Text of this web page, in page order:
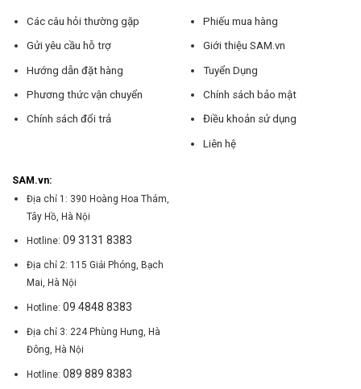
Các câu hỏi thường gặp
Gửi yêu cầu hỗ trợ
Hướng dẫn đặt hàng
Phương thức vận chuyển
Chính sách đổi trả
Phiếu mua hàng
Giới thiệu SAM.vn
Tuyển Dụng
Chính sách bảo mật
Điều khoản sử dụng
Liên hệ
SAM.vn:
Địa chỉ 1: 390 Hoàng Hoa Thám,
Tây Hồ, Hà Nội
Hotline: 09 3131 8383
Địa chỉ 2: 115 Giải Phóng, Bạch
Mai, Hà Nội
Hotline: 09 4848 8383
Địa chỉ 3: 224 Phùng Hưng, Hà
Đông, Hà Nội
Hotline: 089 889 8383